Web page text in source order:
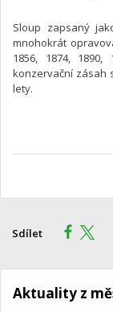
Sloup zapsaný
mnohokrát
1856, 1874, 1890,
konzervační zásah
lety.
Sdílet
Aktuality z